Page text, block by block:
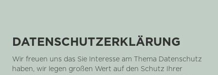
DATENSCHUTZERKLÄRUNG
Wir freuen uns das Sie Interesse am Thema Datenschutz
haben, wir legen großen Wert auf den Schutz Ihrer